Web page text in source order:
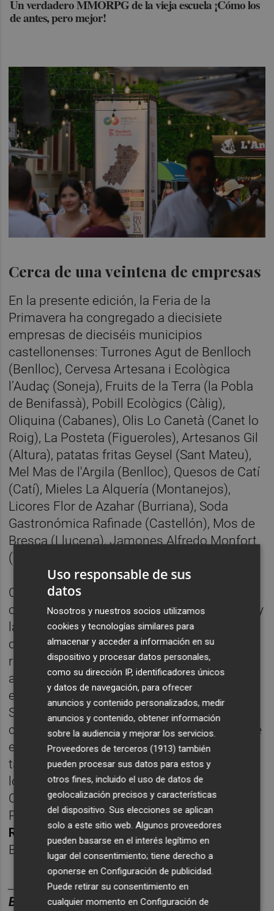
Un verdadero MMORPG de la vieja escuela ¡Cómo los
de antes, pero mejor!
Cerca de una veintena de empresas
En la presente edición, la Feria de la
Primavera ha congregado a diecisiete
empresas de dieciséis municipios
castellonenses: Turrones Agut de Benlloch
(Benlloc), Cervesa Artesana i Ecològica
l’Audaç (Soneja), Fruits de la Terra (la Pobla
de Benifassà), Pobill Ecològics (Càlig),
Oliquina (Cabanes), Olis Lo Canetà (Canet lo
Roig), La Posteta (Figueroles), Artesanos Gil
(Altura), patatas fritas Geysel (Sant Mateu),
Mel Mas de l'Argila (Benlloc), Quesos de Catí
(Catí), Mieles La Alquería (Montanejos),
Licores Flor de Azahar (Burriana), Soda
Gastronómica Rafinade (Castellón), Mos de
Bresca (Llucena), Jamones Alfredo Monfort
(Todolella) y panadería Argelita (Argelita).
Cada una de estas empresas ha dado a
conocer “las singularidades gastronómicas y
la riqueza culinaria de las ocho comarcas
castellonenses”, ha asegurado el
responsable del área de Turismo, quien ha
agradecido la participación de todas las
entidades adheridas a Castellón Ruta de
Sabor, así como a los cocineros que han
contribuido al éxito de esta edición. Y es que
el evento, además de los productores,
también ha contado con la participación de
los chefs Estrella Michelin de la provincia de
Castellón comoMiguel Barrera, de Cal
Paradís; Alejandra y Emanuel, de Atalaya; y
Raúl Resino, del restaurante Raúl Resino de
Benicarló.
________
BOLET ÍNTITULARESCASTELLÓNPLAZA.
Uso responsable de sus
datos
Nosotros y nuestros socios utilizamos
cookies y tecnologías similares para
almacenar y acceder a información en su
dispositivo y procesar datos personales,
como su dirección IP, identificadores únicos
y datos de navegación, para ofrecer
anuncios y contenido personalizados, medir
anuncios y contenido, obtener información
sobre la audiencia y mejorar los servicios.
Proveedores de terceros (1913) también
pueden procesar sus datos para estos y
otros fines, incluido el uso de datos de
geolocalización precisos y características
del dispositivo. Sus elecciones se aplican
solo a este sitio web. Algunos proveedores
pueden basarse en el interés legítimo en
lugar del consentimiento; tiene derecho a
oponerse enConfiguración de publicidad.
Puede retirar su consentimiento en
cualquier momento enConfiguración de